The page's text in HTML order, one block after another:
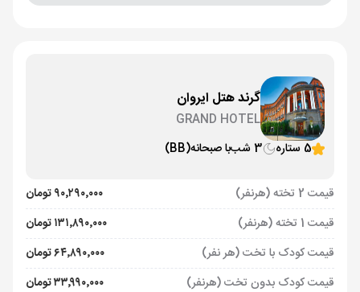
گرند هتل ایروان
GRAND HOTEL
5 ستاره
3 شب با صبحانه(BB)
قیمت 2 تخته (هرنفر)
۹۰٬۲۹۰٬۰۰۰ تومان
قیمت 1 تخته (هرنفر)
۱۳۱٬۸۹۰٬۰۰۰ تومان
قیمت کودک با تخت (هر نفر)
۶۴٬۸۹۰٬۰۰۰ تومان
قیمت کودک بدون تخت (هرنفر)
۳۳٬۹۹۰٬۰۰۰ تومان